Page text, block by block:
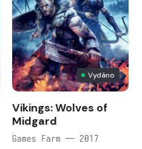
Vydáno
Vikings: Wolves of
Midgard
Games Farm — 2017